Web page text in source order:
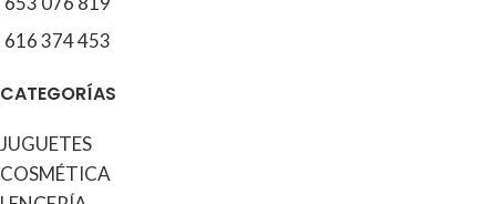
616 374 453
CATEGORÍAS
JUGUETES
COSMÉTICA